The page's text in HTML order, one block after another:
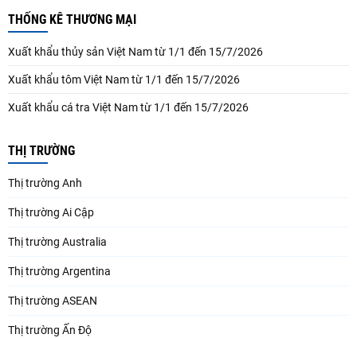
THỐNG KÊ THƯƠNG MẠI
Xuất khẩu thủy sản Việt Nam từ 1/1 đến 15/7/2026
Xuất khẩu tôm Việt Nam từ 1/1 đến 15/7/2026
Xuất khẩu cá tra Việt Nam từ 1/1 đến 15/7/2026
THỊ TRƯỜNG
Thị trường Anh
Thị trường Ai Cập
Thị trường Australia
Thị trường Argentina
Thị trường ASEAN
Thị trường Ấn Độ